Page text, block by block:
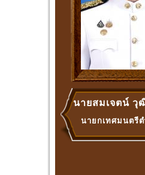
นายสมเจตน์ วุ
นายกเทศมนตรีต